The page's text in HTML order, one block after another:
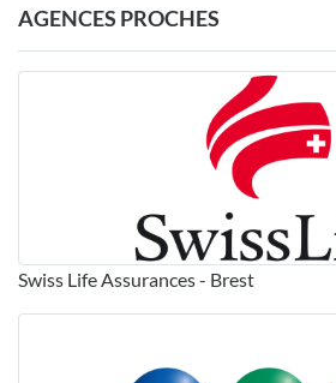
AGENCES PROCHES
Swiss Life Assurances - Brest